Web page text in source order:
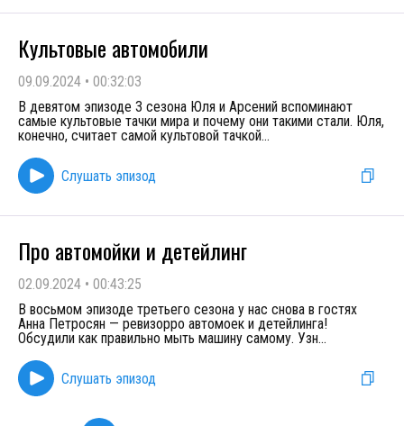
Культовые автомобили
09.09.2024 • 00:32:03
В девятом эпизоде 3 сезона Юля и Арсений вспоминают
самые культовые тачки мира и почему они такими стали. Юля,
конечно, считает самой культовой тачкой...
Слушать эпизод
Про автомойки и детейлинг
02.09.2024 • 00:43:25
В восьмом эпизоде третьего сезона у нас снова в гостях
Анна Петросян — ревизорро автомоек и детейлинга!
Обсудили как правильно мыть машину самому. Узн...
Слушать эпизод